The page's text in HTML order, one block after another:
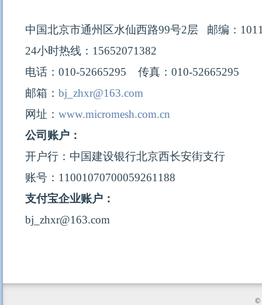
中国北京市通州区水仙西路99号2层 邮编：
24小时热线：15652071382
电话：010-52665295传真：010-52665295
邮箱：bj_zhxr@163.com
网址：www.micromesh.com.cn
公司账户：
开户行：中国建设银行北京西长安街支行
账号：11001070700059261188
支付宝企业账户：
bj_zhxr@163.com
©